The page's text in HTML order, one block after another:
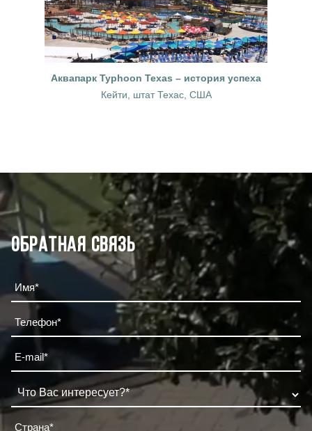
Аквапарк Typhoon Texas – история успеха
Кейти, штат Техас, США
Обратная связь